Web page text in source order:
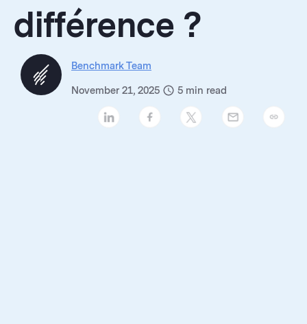
différence ?
Benchmark Team
November 21, 2025 5 min read